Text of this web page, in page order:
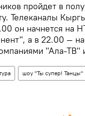
пройдет в
Телеканалы
он начнется на
а в 22.00 —
"Ала-ТВ"
шоу "Ты супер! Танцы"